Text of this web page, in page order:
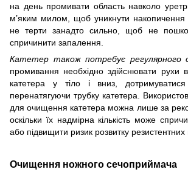
на день промивати область навколо
м’яким милом, щоб уникнути накопичення
не терти занадто сильно, щоб не
спричинити запалення.
Катетер також потребує регулярного
промивання необхідно здійснювати рухи
катетера у тіло і вниз,
перенатягуючи трубку катетера.
для очищення катетера можна лише за
оскільки їх надмірна кількість може
або підвищити ризик розвитку резистентних
Очищення ножного сечоприймача